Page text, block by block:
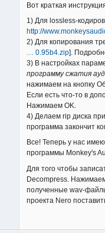
Вот краткая
1) Для lossless-
http://
2) Для копирования
… 0.95b4.zip].
3) В настройках
программу сжатия
нажимаем на кнопку
Если есть что-то в
Нажимаем OK.
4) Делаем rip диска
программа закончит
Все! Теперь у нас
программы Monkey's
Для того чтобы
Decompress.
полученные wav-
проекта Nero